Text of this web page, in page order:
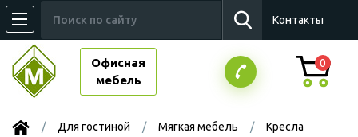
Контакты
Офисная
мебель
0
Для гостиной Мягкая мебель
Кресла